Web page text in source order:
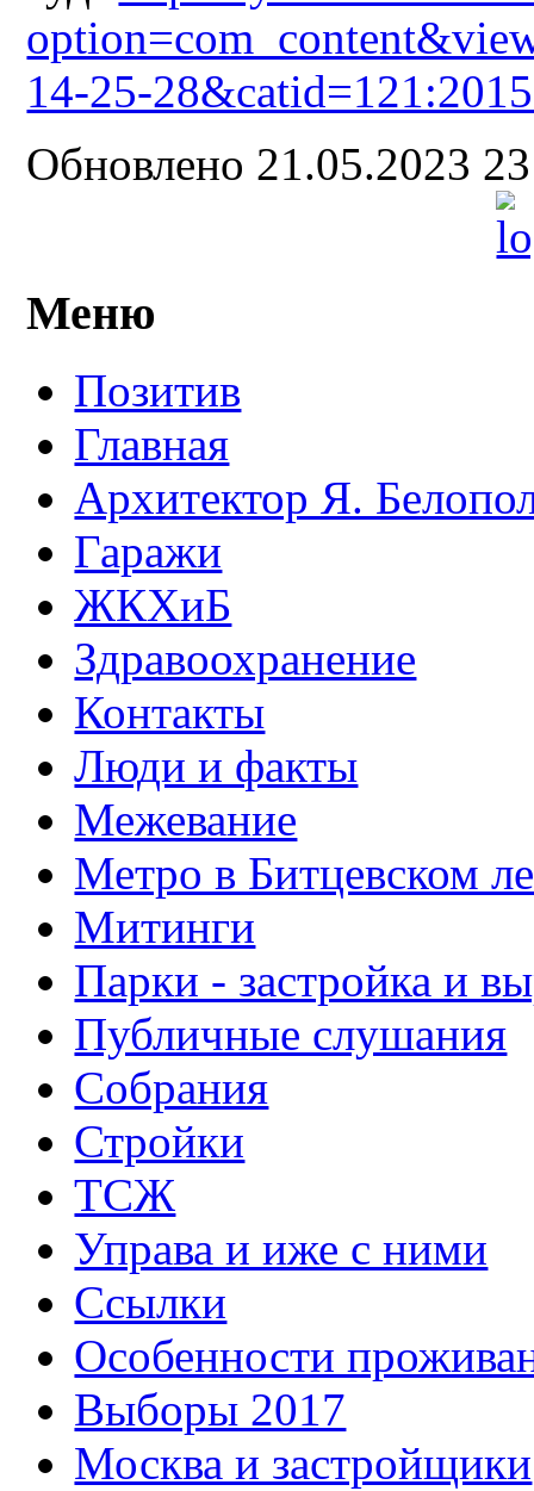
14-25-
Обновлено 21.05.2023
Меню
Позитив
Главная
Архитектор Я.
Гаражи
ЖКХиБ
Здравоохранение
Контакты
Люди и факты
Межевание
Метро в Битцевском
Митинги
Парки - застройка и
Публичные слушания
Собрания
Стройки
ТСЖ
Управа и иже с ними
Ссылки
Особенности
Выборы 2017
Москва и застройщики